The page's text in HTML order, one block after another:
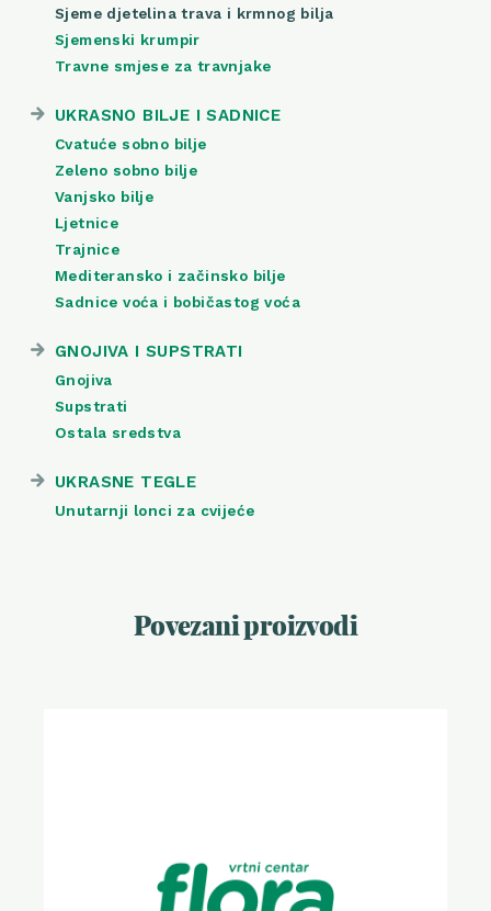
Sjeme djetelina trava i krmnog bilja
Sjemenski krumpir
Travne smjese za travnjake
UKRASNO BILJE I SADNICE
Cvatuće sobno bilje
Zeleno sobno bilje
Vanjsko bilje
Ljetnice
Trajnice
Mediteransko i začinsko bilje
Sadnice voća i bobičastog voća
GNOJIVA I SUPSTRATI
Gnojiva
Supstrati
Ostala sredstva
UKRASNE TEGLE
Unutarnji lonci za cvijeće
Povezani proizvodi